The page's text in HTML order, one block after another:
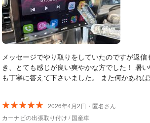
メッセージでやり取りをしていたのですが返
き、とても感じが良い爽やかな方でした！ 暑
も丁寧に答えて下さいました。 また何かあれば
2026年4月2日・匿名さん
カーナビの出張取り付け / 国産車